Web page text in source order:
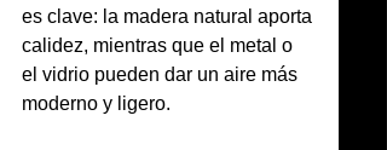
es clave: la madera natural aporta
calidez, mientras que el metal o
el vidrio pueden dar un aire más
moderno y ligero.